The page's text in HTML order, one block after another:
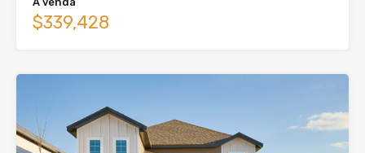
$339,428